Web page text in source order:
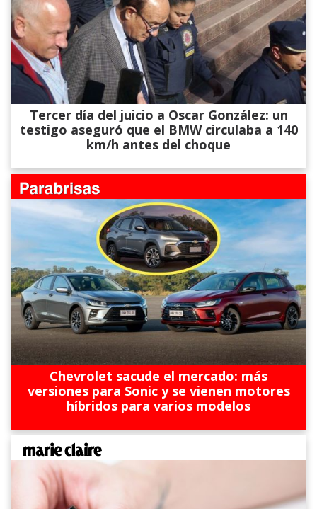
Tercer día del juicio a Oscar González: un
testigo aseguró que el BMW circulaba a 140
km/h antes del choque
Chevrolet sacude el mercado: más
versiones para Sonic y se vienen motores
híbridos para varios modelos